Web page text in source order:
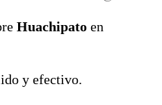
Huachipato en
y efectivo.